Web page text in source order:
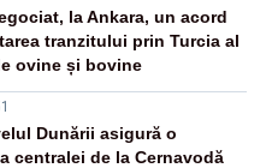
la Ankara, un acord
tranzitului prin Turcia al
ovine și bovine
Dunării asigură o
centralei de la Cernavodă